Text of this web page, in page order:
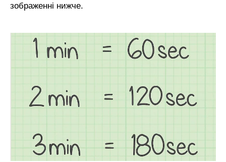
зображенні нижче.